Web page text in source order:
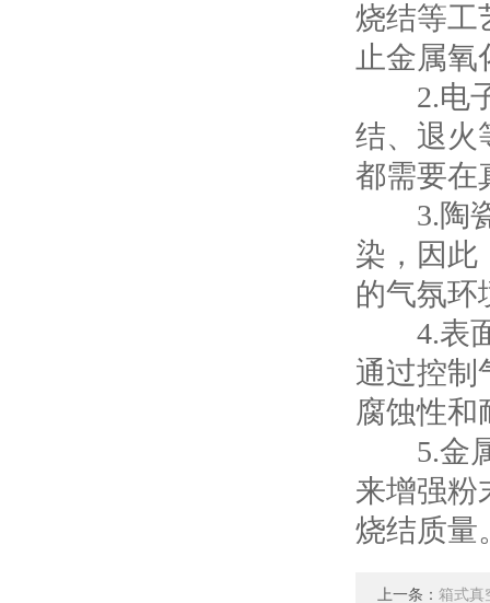
烧结等工
止金属
2.电子
结、退火
都需要在
3.陶瓷
染，因此
的气氛环
4.表面
通过控制
腐蚀性和
5.金属
来增强粉
烧结质量
上一条： 箱式真